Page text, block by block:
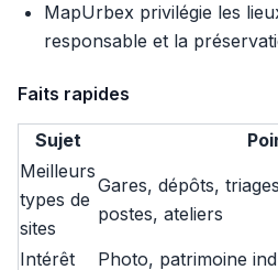
MapUrbex privilégie les
responsable et la
Faits rapides
Sujet
Meilleurs
types de
sites
Gares, dépôts,
postes, ateliers
Intérêt
Photo, patrimoine